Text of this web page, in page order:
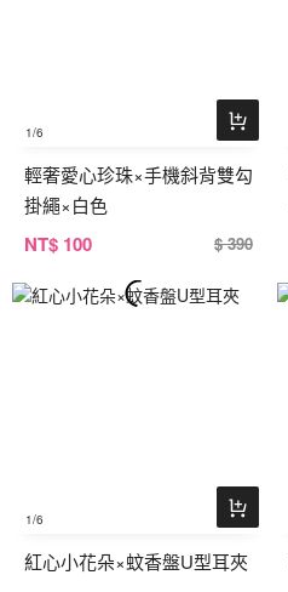
1/6
輕奢愛心珍珠×手機斜背雙勾
掛繩×白色
NT$ 100 $ 390
1/6
紅心小花朵×蚊香盤U型耳夾